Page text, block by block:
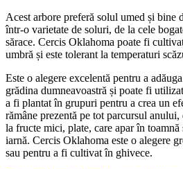
Acest arbore preferă solul umed și bine
într-o varietate de soluri, de la cele
sărace. Cercis Oklahoma poate fi
umbră și este tolerant la temperaturi
Este o alegere excelentă pentru a
grădina dumneavoastră și poate fi
a fi plantat în grupuri pentru a crea un
rămâne prezentă pe tot parcursul
la fructe mici, plate, care apar în
iarnă. Cercis Oklahoma este o alegere
sau pentru a fi cultivat în ghivece.